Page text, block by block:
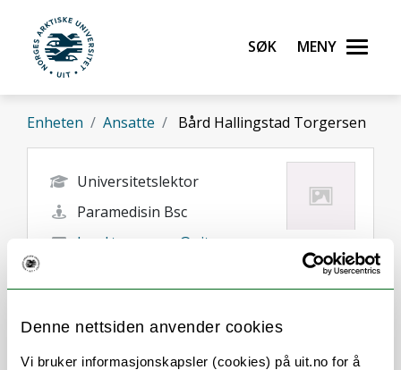
Denne nettsiden anvender cookies
Vi bruker informasjonskapsler (cookies) på uit.no for å
Gå til hovedinnhold
UiT Norges arktiske universitet
Søk Meny
Enheten Ansatte Bård Hallingstad Torgersen
Universitetslektor
Paramedisin Bsc
bard.torgersen@uit.no